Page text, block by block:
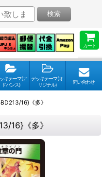
カート
検索
キテーマ(ア
ドバンス)
デッキテーマ(オ
リジナル)
問い合わせ
16}《多》
16}《多》